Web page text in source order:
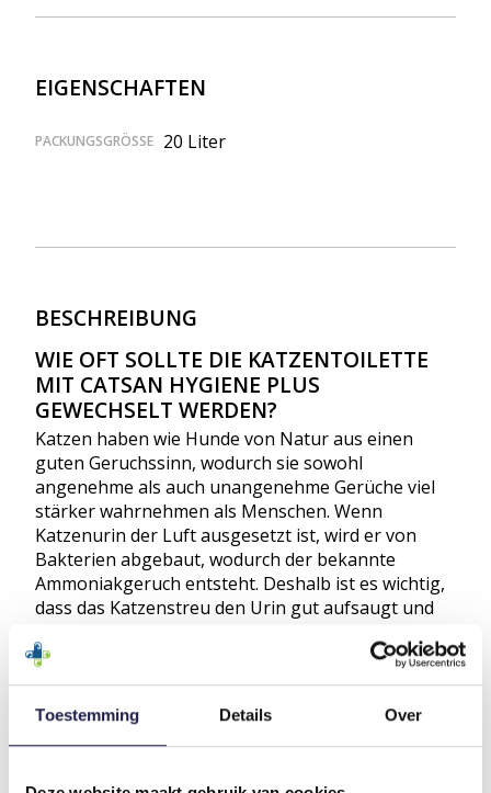
Toestemming Details Over
EIGENSCHAFTEN
PACKUNGSGRÖSSE 20 Liter
BESCHREIBUNG
WIE OFT SOLLTE DIE KATZENTOILETTE
MIT CATSAN HYGIENE PLUS
GEWECHSELT WERDEN?
Katzen haben wie Hunde von Natur aus einen
guten Geruchssinn, wodurch sie sowohl
angenehme als auch unangenehme Gerüche viel
stärker wahrnehmen als Menschen. Wenn
Katzenurin der Luft ausgesetzt ist, wird er von
Bakterien abgebaut, wodurch der bekannte
Ammoniakgeruch entsteht. Deshalb ist es wichtig,
dass das Katzenstreu den Urin gut aufsaugt und
wollen, ist, dass Ihre Katze die Katzentoilette
meidet, weil sie nicht gut riecht!
Wir empfehlen, den Kot und Urin jeden Tag aus
dem Behälter zu schaufeln. Jeden zweiten Tag